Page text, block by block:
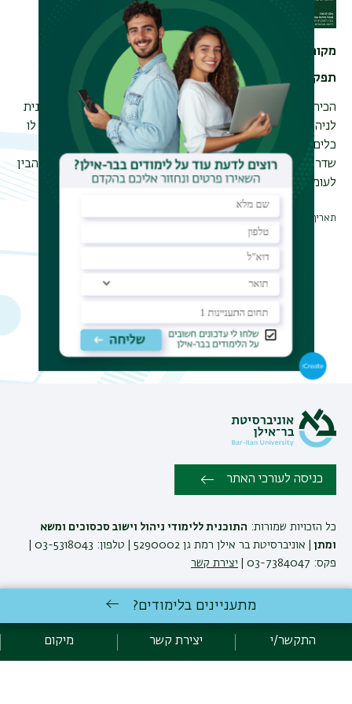
מקום עבודה חברת LGCF
תפקיד מנהל פיתוח עסקי
הכירו את אלון לניאדו,מנהל פיתוח עסקי ובוגר פעיל של התוכנית
לניהול ויישוב סכסוכים, משתף כיצד הלימודים בתוכנית העניקו לו
כלים פרקטיים שתרמו להתקדמות המקצועית שלו: ״התוכנית
שדרגה את הקריירה שלי ולימדה אותי כל מה שנחוץ על מנת להבין
לעומק את תחום המשא ומתן״
תאריך עדכון אחרון : 09/02/2026
כניסה לעורכי האתר
כל הזכויות שמורות: התוכנית ללימודי ניהול וישוב סכסוכים ומשא
ומתן
פקס: 03-7384047 |
יצירת קשר
אגף תקשוב, אוניברסיטת בר-אילן
אקדימה בר-אילן
מתעניינים בלימודים?
התקשר/י יצירת קשר מיקום